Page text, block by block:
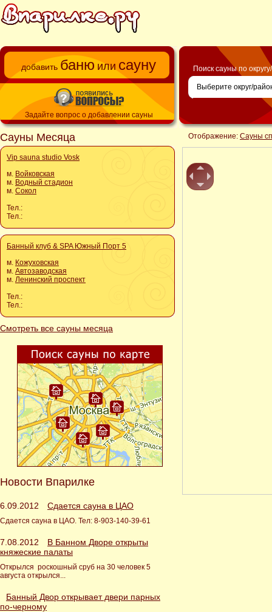
добавить баню или сауну
Задайте вопрос о добавлении сауны
Сауны Месяца
Vip sauna studio Vosk
м. Войковская
м. Водный стадион
м. Сокол
Тел.:
Тел.:
Банный клуб & SPA Южный Порт 5
м. Кожуховская
м. Автозаводская
м. Ленинский проспект
Тел.:
Тел.:
Смотреть все сауны месяца
Новости Впарилке
6.09.2012 Сдается сауна в ЦАО
Сдается сауна в ЦАО. Тел: 8-903-140-39-61
7.08.2012
В Банном Дворе открыты
княжеские палаты
Открылся роскошный сруб на 30 человек 5
августа открылся...
Банный Двор открывает двери парных
по-черному
Поиск сауны по
Отображение: Сауны